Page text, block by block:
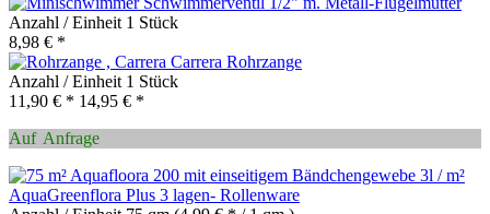
Anzahl / Einheit 1 Stück
8,98 € *
Carrera Rohrzange
Anzahl / Einheit 1 Stück
11,90 € * 14,95 € *
Auf Anfrage
AquaGreenflora Plus 3 lagen- Rollenware